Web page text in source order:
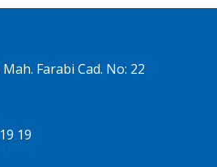
Farabi Cad. No: 22
19